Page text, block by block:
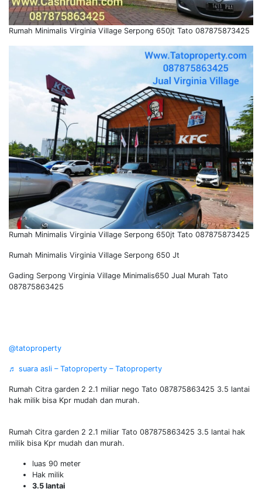
Rumah Minimalis Virginia Village Serpong 650jt Tato 087875873425
Rumah Minimalis Virginia Village Serpong 650jt Tato 087875873425
Rumah Minimalis Virginia Village Serpong 650 Jt
Gading Serpong Virginia Village Minimalis650 Jual Murah Tato
087875863425
@tatoproperty
♬ suara asli – Tatoproperty – Tatoproperty
Rumah Citra garden 2 2.1 miliar nego Tato 087875863425 3.5 lantai
hak milik bisa Kpr mudah dan murah.
Rumah Citra garden 2 2.1 miliar Tato 087875863425 3.5 lantai hak
milik bisa Kpr mudah dan murah.
luas 90 meter
Hak milik
3.5 lantai